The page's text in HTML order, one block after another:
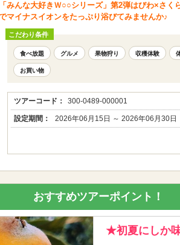
みんな大好きＷ○○シリーズ」第2弾はびわ×さく
マイナスイオンをたっぷり浴びてみませんか♪
こだわり条件
食べ放題 グルメ 果物狩り 収穫体験
お買い物
ツアーコード： 300-0489-000001
設定期間： 2026年06月15日 ～ 2026年06月30日
おすすめツアーポイント！
★初夏にしか